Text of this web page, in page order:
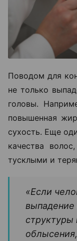
Поводом для
не только
головы.
повышенная
сухость. Еще
качества
тусклыми и
«Если
выпадение
структуры